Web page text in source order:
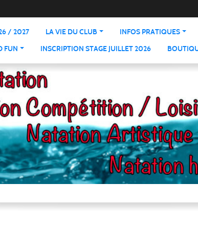
/ 2027 LA VIE DU CLUB INFOS PRATIQUES
FUN
INSCRIPTION STAGE JUILLET 2026